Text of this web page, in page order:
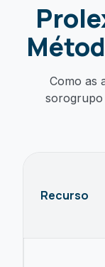
Como as
sorogrupo
Recurso